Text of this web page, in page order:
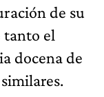
de su
tanto el
docena de